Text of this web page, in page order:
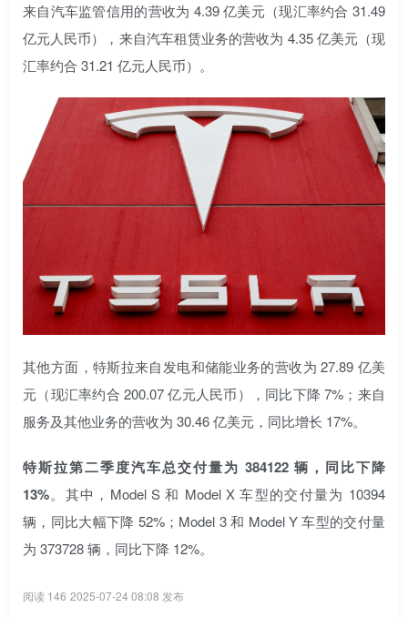
来自汽车监管信用的营收为 4.39 亿美元（现汇率约合 31.49
亿元人民币），来自汽车租赁业务的营收为 4.35 亿美元（现
汇率约合 31.21 亿元人民币）。
其他方面，特斯拉来自发电和储能业务的营收为 27.89 亿美
元（现汇率约合 200.07 亿元人民币），同比下降 7%；来自
服务及其他业务的营收为 30.46 亿美元，同比增长 17%。
特斯拉第二季度汽车总交付量为 384122 辆，同比下降
13%。其中，Model S 和 Model X 车型的交付量为 10394
辆，同比大幅下降 52%；Model 3 和 Model Y 车型的交付量
为 373728 辆，同比下降 12%。
阅读 146 2025-07-24 08:08 发布